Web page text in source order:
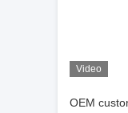
Video
OEM